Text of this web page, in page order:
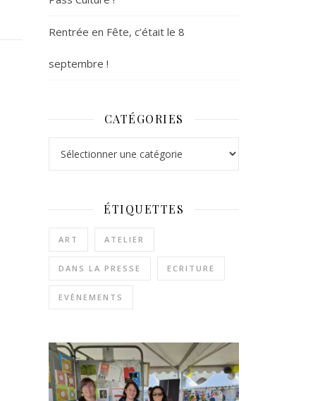
Rentrée en Fête, c’était le 8
septembre !
CATÉGORIES
ÉTIQUETTES
ART ATELIER
DANS LA PRESSE ECRITURE
EVÈNEMENTS